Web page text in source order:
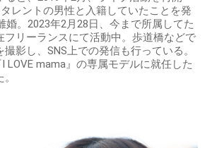
レントの男性と入籍していたことを発
婚。2023年2月28日、今まで所属してた
フリーランスにて活動中。歩道橋などで
影し、SNS上での発信も行っている。
LOVE mama』の専属モデルに就任した